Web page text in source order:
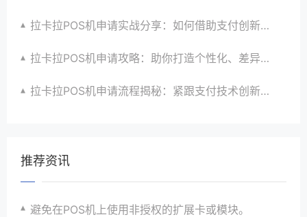
拉卡拉POS机申请实战分享：如何借助支付创新技术提升商户运营效益与效率
拉卡拉POS机申请攻略：助你打造个性化、差异化支付体验以提升竞争力
拉卡拉POS机申请流程揭秘：紧跟支付技术创新步伐，抢占市场先机
推荐资讯
避免在POS机上使用非授权的扩展卡或模块。